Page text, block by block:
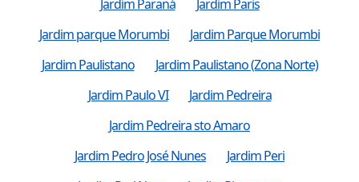
Jardim Paraná
Jardim Paris
Jardim parque Morumbi
Jardim Parque Morumbi
Jardim Paulistano
Jardim Paulistano (Zona Norte)
Jardim Paulo VI
Jardim Pedreira
Jardim Pedreira sto Amaro
Jardim Pedro José Nunes
Jardim Peri